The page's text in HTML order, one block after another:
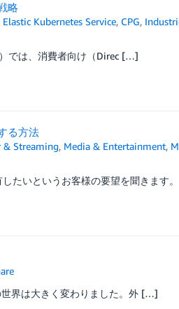
略
Kubernetes Service, CPG,
では、消費者向け（Direc […]
る方法
& Streaming, Media & Entertainment,
たいというお客様の要望を聞きます
界は大きく変わりました。外 […]